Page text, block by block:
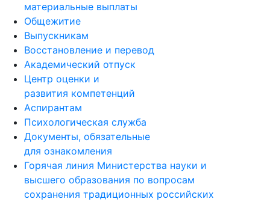
материальные выплаты
Общежитие
Выпускникам
Восстановление и перевод
Академический отпуск
Центр оценки и
развития компетенций
Аспирантам
Психологическая служба
Документы, обязательные
для ознакомления
Горячая линия Министерства науки и
высшего образования по вопросам
сохранения традиционных российских